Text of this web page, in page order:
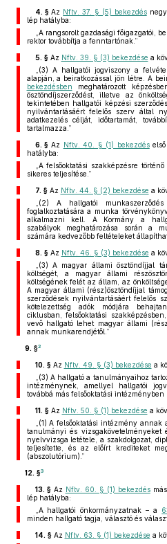
4. §Az Nftv. 37. § (5) bekezdés
lép hatályba:
„A rangsorolt gazdasági főigazgatói,
rektor továbbítja a fenntartónak.”
5. §Az Nftv. 39. § (3) bekezdése a
„(3) A hallgatói jogviszony a
alapján, a beiratkozással jön létre. A
bekezdésben meghatározott
ösztöndíjszerződést, illetve az
tekintetében hallgatói képzési
nyilvántartásáért felelős szerv által
adatkezelés célját, időtartamát,
tartalmazza.”
6. §Az Nftv. 40. § (1) bekezdéselső
hatályba:
„A felsőoktatási szakképzésre
sikeres teljesítése.”
7. §Az Nftv. 44. § (2) bekezdése a
„(2) A hallgatói
foglalkoztatására a munka
alkalmazni kell. A Kormány a
szabályok meghatározása során a
számára kedvezőbb feltételeket
8. §Az Nftv. 46. § (3) bekezdése a
„(3) A magyar állami ösztöndíjjal
költségét, a magyar állami
költségének felét az állam, az
A magyar állami (rész)ösztöndíjjal
szerződések nyilvántartásáért felelős
kötelezettség adók módjára
ciklusban, felsőoktatási
vevő hallgató lehet magyar állami
annak munkarendjétől.”
9. §2
10. §Az Nftv. 49. § (3) bekezdése a
„(3) A hallgató a tanulmányaihoz
intézménynek, amellyel hallgatói
továbbá más felsőoktatási
11. §Az Nftv. 50. § (1) bekezdése a
„(1) A felsőoktatási intézmény
tanulmányi és
nyelvvizsga letétele, a szakdolgozat,
teljesítette, és az előírt krediteket
(abszolutórium).”
12. §3
13. §Az Nftv. 60. § (1) bekezdés
lép hatályba:
„A hallgatói önkormányzatnak – a
minden hallgató tagja, választó és
14. §Az Nftv. 63. § (1) bekezdése a